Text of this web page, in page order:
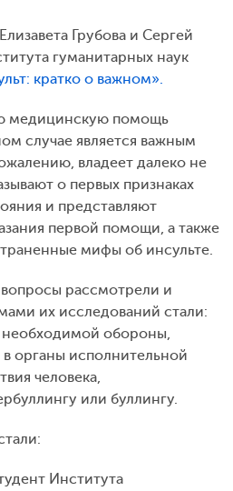
Грубова и Сергей
гуманитарных наук
кратко о важном».
медицинскую помощь
случае является важным
владеет далеко не
о первых признаках
и представляют
первой помощи, а также
мифы об инсульте.
рассмотрели и
их исследований стали:
необходимой обороны,
органы исполнительной
человека,
или буллингу.
Института